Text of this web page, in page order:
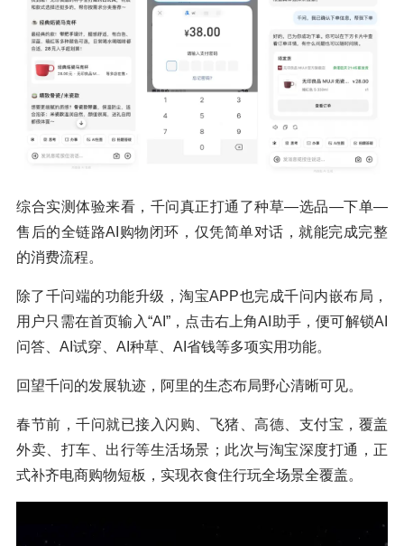
综合实测体验来看，千问真正打通了种草—选品—下单—
售后的全链路AI购物闭环，仅凭简单对话，就能完成完整
的消费流程。
除了千问端的功能升级，淘宝APP也完成千问内嵌布局，
用户只需在首页输入“AI”，点击右上角AI助手，便可解锁AI
问答、AI试穿、AI种草、AI省钱等多项实用功能。
回望千问的发展轨迹，阿里的生态布局野心清晰可见。
春节前，千问就已接入闪购、飞猪、高德、支付宝，覆盖
外卖、打车、出行等生活场景；此次与淘宝深度打通，正
式补齐电商购物短板，实现衣食住行玩全场景全覆盖。